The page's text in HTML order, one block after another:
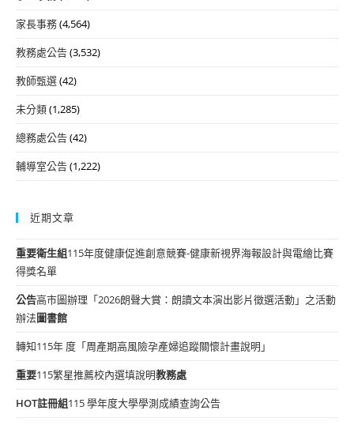
家長事務(4,564)
教務處公告(3,532)
教師甄選(42)
未分類(1,285)
總務處公告(42)
輔導室公告(1,222)
近期文章
重要衛生組115年度健康促進創意競賽-健康新視界海報設計與電繪比賽
得獎名單
公告高市圖辦理「2026朗聲大賞：朗讀文本演出影片徵選活動」之活動
辦法圖書館
轉知115年 度「周產期高風險孕產婦追蹤關懷計畫說明」
重要115繁星推薦校內選填說明教務處
HOT註冊組115 學年度大學學測成績查詢公告